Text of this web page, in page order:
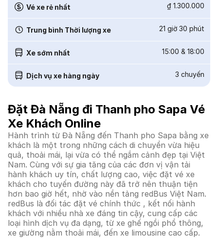
Vé xe rẻ nhất ₫ 1.300.000
Trung bình Thời lượng xe 21 giờ 30 phút
Xe sớm nhất 15:00 & 18:00
Dịch vụ xe hàng ngày 3 chuyến
Đặt Đà Nẵng đi Thanh pho Sapa Vé
Xe Khách Online
Hành trình từ Đà Nẵng đến Thanh pho Sapa bằng xe
khách là một trong những cách di chuyển vừa hiệu
quả, thoải mái, lại vừa có thể ngắm cảnh đẹp tại Việt
Nam. Cùng với sự gia tăng của các đơn vị vận tải
hành khách uy tín, chất lượng cao, việc đặt vé xe
khách cho tuyến đường này đã trở nên thuận tiện
hơn bao giờ hết, nhờ vào nền tảng redBus Việt Nam.
redBus là đối tác đặt vé chính thức , kết nối hành
khách với nhiều nhà xe đáng tin cậy, cung cấp các
loại hình dịch vụ đa dạng, từ xe ghế ngồi phổ thông,
xe giường nằm thoải mái, đến xe limousine cao cấp.